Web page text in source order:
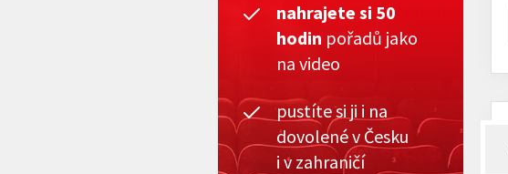
nahrajete si 50
hodin pořadů jako
na video
pustíte si ji i na
dovolené v Česku
i v zahraničí